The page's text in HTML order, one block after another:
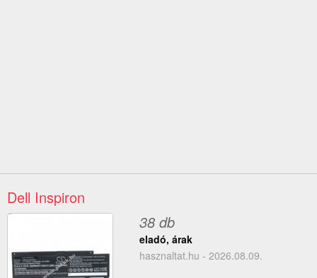
Dell Inspiron
38 db
eladó, árak
hasznaltat.hu - 2026.08.09.